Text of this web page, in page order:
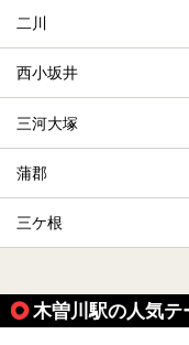
二川
西小坂井
三河大塚
蒲郡
三ケ根
木曽川駅の人気テ